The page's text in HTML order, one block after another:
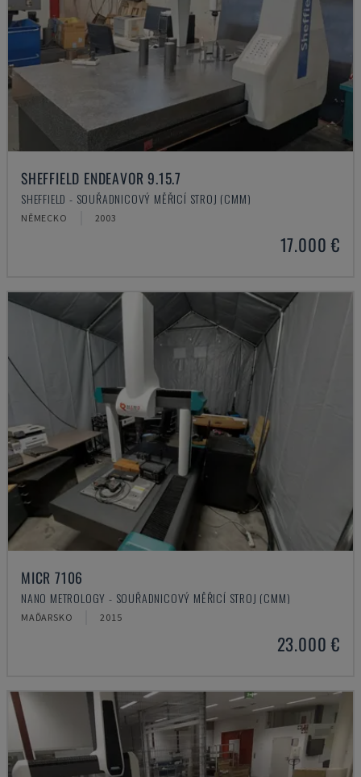
SHEFFIELD ENDEAVOR 9.15.7
SHEFFIELD - SOUŘADNICOVÝ MĚŘICÍ STROJ (CMM)
NĚMECKO 2003
17.000 €
MICR 7106
NANO METROLOGY - SOUŘADNICOVÝ MĚŘICÍ STROJ (CMM)
MAĎARSKO 2015
23.000 €